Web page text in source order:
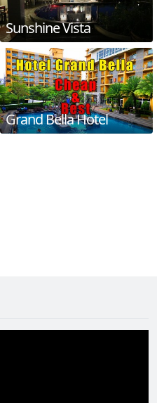
Sunshine Vista
Grand Bella Hotel